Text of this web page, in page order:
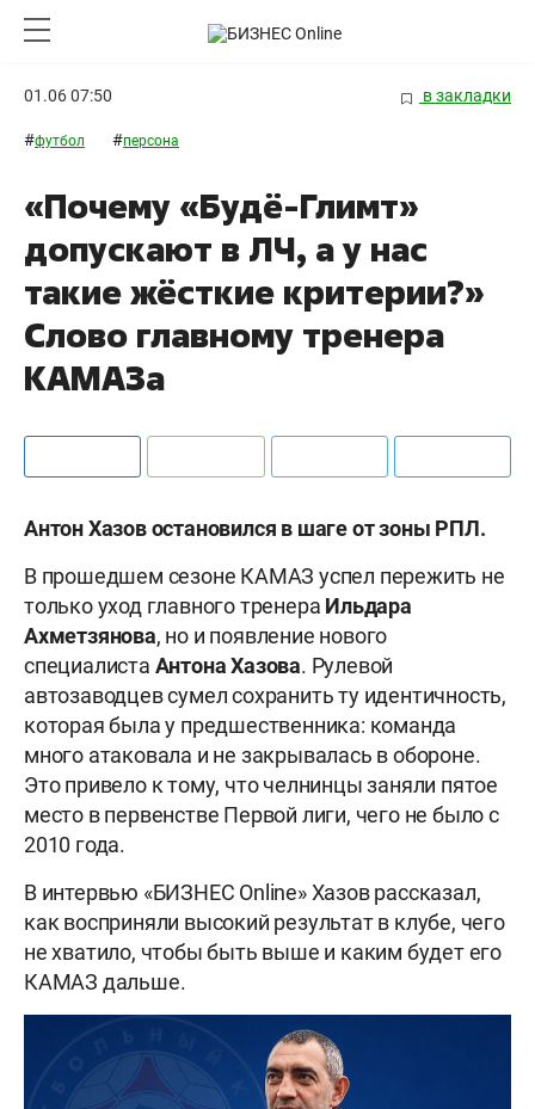
01.06 07:50 в закладки
#футбол #персона
«Почему «Будё-Глимт»
допускают в ЛЧ, а у нас
такие жёсткие критерии?»
Слово главному тренера
КАМАЗа
Антон Хазов остановился в шаге от зоны РПЛ.
В прошедшем сезоне КАМАЗ успел пережить не
только уход главного тренера Ильдара
Ахметзянова, но и появление нового
специалиста Антона Хазова. Рулевой
автозаводцев сумел сохранить ту идентичность,
которая была у предшественника: команда
много атаковала и не закрывалась в обороне.
Это привело к тому, что челнинцы заняли пятое
место в первенстве Первой лиги, чего не было с
2010 года.
В интервью «БИЗНЕС Online» Хазов рассказал,
как восприняли высокий результат в клубе, чего
не хватило, чтобы быть выше и каким будет его
КАМАЗ дальше.